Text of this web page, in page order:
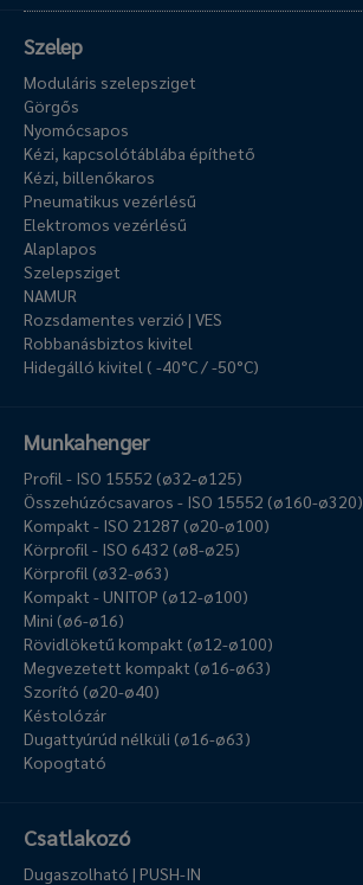
Szelep
Moduláris szelepsziget
Görgős
Nyomócsapos
Kézi, kapcsolótáblába építhető
Kézi, billenőkaros
Pneumatikus vezérlésű
Elektromos vezérlésű
Alaplapos
Szelepsziget
NAMUR
Rozsdamentes verzió | VES
Robbanásbiztos kivitel
Hidegálló kivitel ( -40°C / -50°C)
Munkahenger
Profil - ISO 15552 (ø32-ø125)
Összehúzócsavaros - ISO 15552 (ø160-ø320)
Kompakt - ISO 21287 (ø20-ø100)
Körprofil - ISO 6432 (ø8-ø25)
Körprofil (ø32-ø63)
Kompakt - UNITOP (ø12-ø100)
Mini (ø6-ø16)
Rövidlöketű kompakt (ø12-ø100)
Megvezetett kompakt (ø16-ø63)
Szorító (ø20-ø40)
Késtolózár
Dugattyúrúd nélküli (ø16-ø63)
Kopogtató
Csatlakozó
Dugaszolható | PUSH-IN